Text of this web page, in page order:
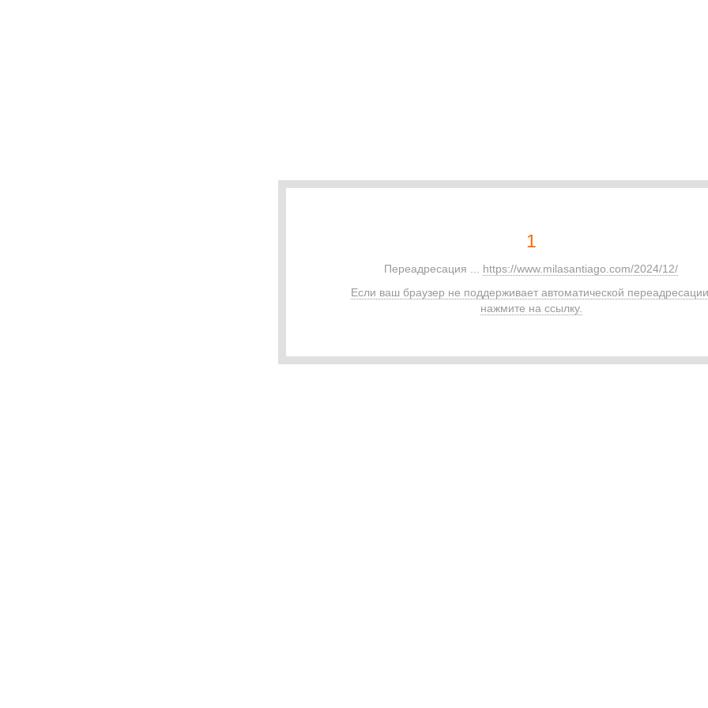
1
Переадресация ... https://www.milasantiago.com/2024/12/
Если ваш браузер не поддерживает автоматической
нажмите на ссылку.